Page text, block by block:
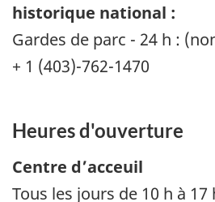
historique national :
Gardes de parc - 24 h :
+ 1 (403)-762-1470
Heures d'ouverture
Centre d’acceuil
Tous les jours de 10 h à 17